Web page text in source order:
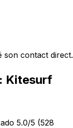
son contact direct.
Kitesurf
5.0/5 (528